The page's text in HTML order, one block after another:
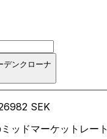
デンクローナ
SEK
ッドマーケットレート